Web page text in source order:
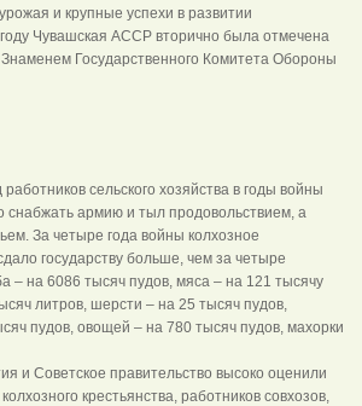
и крупные успехи в развитии
Чувашская АССР вторично была отмечена
Государственного Комитета Обороны
сельского хозяйства в годы войны
снабжать армию и тыл продовольствием, а
За четыре года войны колхозное
государству больше, чем за четыре
– на 6086 тысяч пудов, мяса – на 121 тысячу
литров, шерсти – на 25 тысяч пудов,
пудов, овощей – на 780 тысяч пудов, махорки
и Советское правительство высоко оценили
крестьянства, работников совхозов,